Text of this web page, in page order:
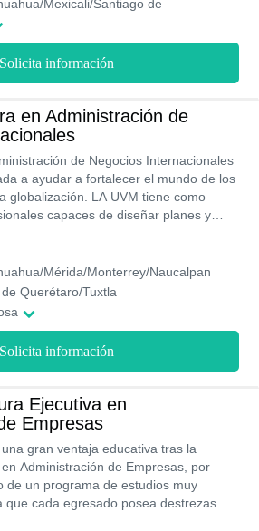
que lo permite, si te ves
de instituciones públicas.
Mexicali/Santiago de
Solicita información
en Administración de
de Negocios Internacionales
a ayudar a fortalecer el mundo de los
globalización. LA UVM tiene como
capaces de diseñar planes y
los negocios, empresas u
imparte esta carrera de forma
campus. El plan de estudio está
Mérida/Monterrey/Naucalpan
Querétaro/Tuxtla
Solicita información
Ejecutiva en
Empresas
gran ventaja educativa tras la
Administración de Empresas, por
de un programa de estudios muy
que cada egresado posea destrezas